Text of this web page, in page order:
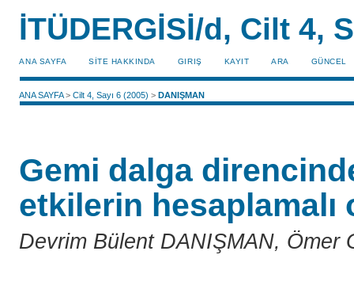
İTÜDERGİSİ/d, Cilt 4,
ANA SAYFA SİTE HAKKINDA GIRIŞ KAYIT ARA GÜNCEL
ANA SAYFA>Cilt 4, Sayı 6 (2005) >DANIŞMAN
Gemi dalga
etkilerin
Devrim Bülent DANIŞMAN, Ömer